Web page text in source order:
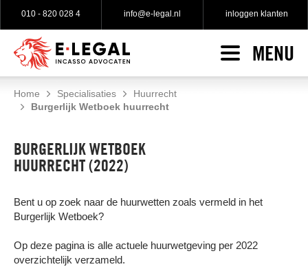
010 - 820 028 4 info@e-legal.nl inloggen klanten
MENU
HOME
INCASSO
Incasso indienen
No cure no pay incasso
Gratis incasso advies
WAT KLANTEN ZEGGEN
TARIEVEN
OVER E-LEGAL
Over e-Legal
Home Specialisaties
Huurrecht
Burgerlijk Wetboek huurrecht
BURGERLIJK WETBOEK
HUURRECHT (2022)
Bent u op zoek naar de huurwetten zoals vermeld in het
Burgerlijk Wetboek?
Op deze pagina is alle actuele huurwetgeving per 2022
overzichtelijk verzameld.